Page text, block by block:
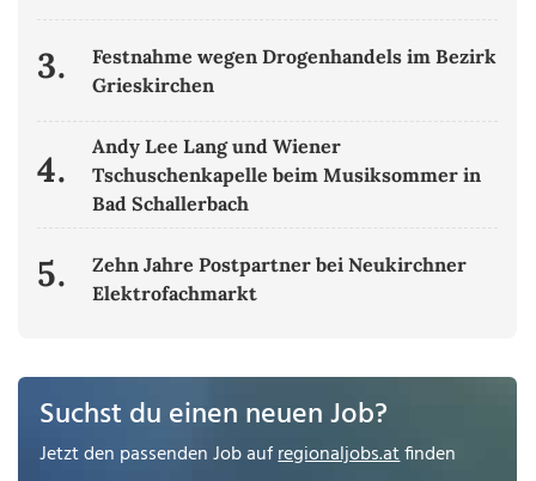
3.
Festnahme wegen Drogenhandels im Bezirk
Grieskirchen
4.
Andy Lee Lang und Wiener
Tschuschenkapelle beim Musiksommer in
Bad Schallerbach
5.
Zehn Jahre Postpartner bei Neukirchner
Elektrofachmarkt
Suchst du einen neuen Job?
Jetzt den passenden Job aufregionaljobs.atfinden